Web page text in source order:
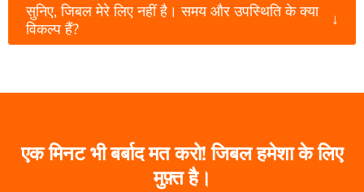
सुनिए, जिबल मेरे लिए नहीं है। समय और उपस्थिति के क्या
विकल्प हैं?
↓
एक मिनट भी बर्बाद मत करो! जिबल हमेशा के लिए
मुफ़्त है।